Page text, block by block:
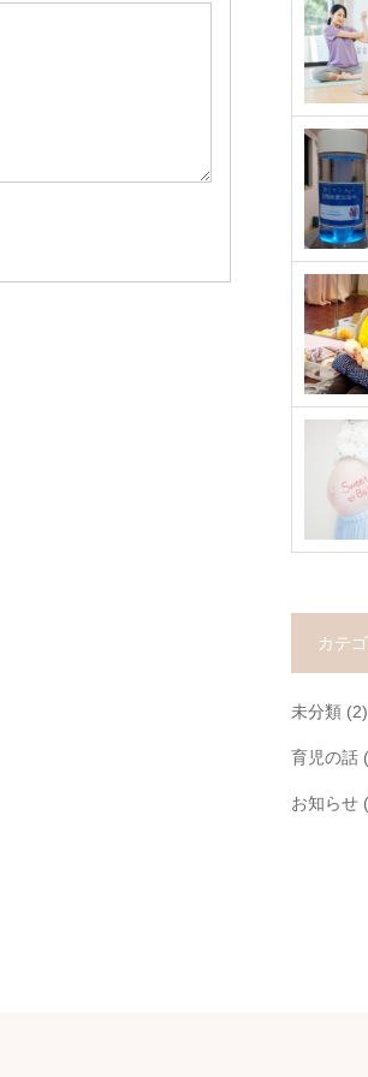
カテ
未分類 (2)
育児の話
お知らせ